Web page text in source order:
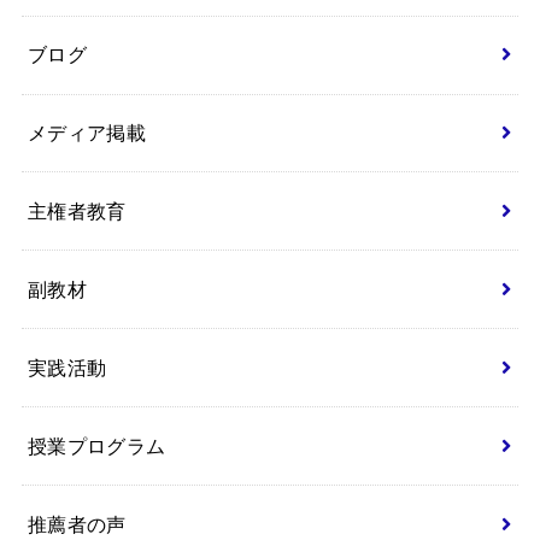
ブログ
メディア掲載
主権者教育
副教材
実践活動
授業プログラム
推薦者の声